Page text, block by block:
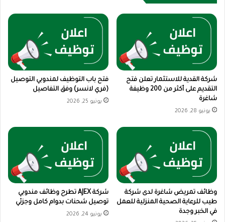
شركة القدية للاستثمار تعلن فتح
التقديم على أكثر من 200 وظيفة
شاغرة
يونيو 28, 2026
فتح باب التوظيف لمندوبي التوصيل
(فري لانسر) وفق التفاصيل
يونيو 25, 2026
وظائف تمريض شاغرة لدى شركة
طيب للرعاية الصحية المنزلية للعمل
في الخبر وجدة
شركة AJEX تطرح وظائف مندوبي
توصيل شحنات بدوام كامل وجزئي
يونيو 24, 2026